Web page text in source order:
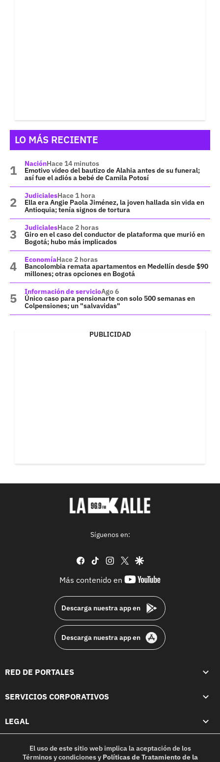
LO MÁS RECIENTE
NaciónHace 14 minutos
Emotivo video del bautizo de Alahia antes de su funeral;
así fue el adiós a bebé de Camila Potosí
JudicialesHace 1 hora
Ella era Angie Paola Jiménez, la joven hallada sin vida en
Antioquia; tenía signos de tortura
JudicialesHace 2 horas
Giro en el caso del conductor de plataforma que murió en
Bogotá; hubo más implicados
EconomíaHace 2 horas
Bancolombia remata apartamentos en Medellín desde $90
millones; otras opciones en Bogotá
Información de servicioAgo 6
Único caso para pensionarte con solo 500 semanas en
Colpensiones; un "salvavidas"
PUBLICIDAD
Síguenos en:
facebook
tiktok instagram
twittergoogle
Más contenido en
youtube-
Descarga nuestra app en
Descarga nuestra app en
RED DE PORTALES
SERVICIOS CORPORATIVOS
LEGAL
El uso de este sitio web implica la aceptación de los
Términos y condicionesy Políticas de Tratamiento de la